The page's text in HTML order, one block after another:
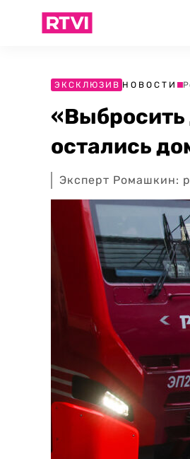
ЭКСКЛЮЗИВ НОВОСТИ
«Выбросить
остались
Эксперт Ромашкин: